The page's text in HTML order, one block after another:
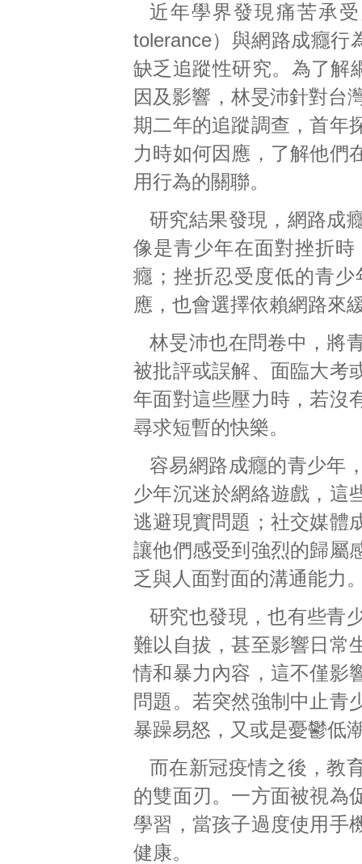
近年學界發現痛苦承
tolerance）與網路成癮行
缺乏追蹤性研究。為了解
因及影響，林旻沛針對台
期二年的追蹤調查，首年
力時如何因應，了解他們
用行為的關聯。
研究結果發現，網路成
像是青少年在面對挫折
癮；挫折忍受度低的青
應，也會選擇依賴網路來
林旻沛也在問卷中，將
被批評或誤解、面臨大考
年面對這些壓力時，若沒
尋求短暫的快樂。
容易網路成癮的青少年
少年沉迷於網絡遊戲，這
逃避現實問題；社交媒體
讓他們感受到強烈的歸屬
乏與人面對面的溝通能力
研究也發現，也有些青
難以自拔，甚至影響日常
情和暴力內容，這不僅影
問題。若突然強制中止青
暴躁易怒，又或是憂鬱低
而在新冠疫情之後，教
的雙面刃。一方面被視為
學習，當孩子過度使用手
健康。